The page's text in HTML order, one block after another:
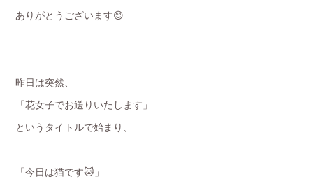
ありがとうございます😊
昨日は突然、
「花女子でお送りいたします」
というタイトルで始まり、
「今日は猫です🐱」